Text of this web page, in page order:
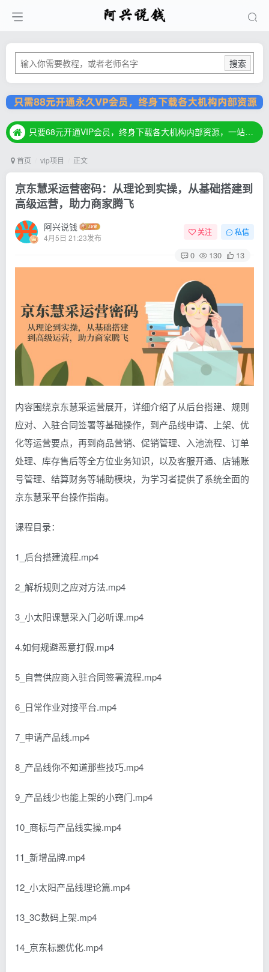
搜索
只要68元开通VIP会员，终身下载各大机构内部资源，一站式草根创业基地，最新最强网赚教程大全，小投入，大回报！
只要68元开通VIP会员，终身下载各大机构内部资源，一站式草根创业基地，最新最强网赚教程大全，小投入，大回报！
首页 vip项目 正文
京东慧采运营密码：从理论到实操，从基础搭建到
高级运营，助力商家腾飞
阿兴说钱
4月5日 21:23发布
关注 私信
0 130 13
内容围绕京东慧采运营展开，详细介绍了从后台搭建、规则
应对、入驻合同签署等基础操作，到产品线申请、上架、优
化等运营要点，再到商品营销、促销管理、入池流程、订单
处理、库存售后等全方位业务知识，以及客服开通、店铺账
号管理、结算财务等辅助模块，为学习者提供了系统全面的
京东慧采平台操作指南。
课程目录：
1_后台搭建流程.mp4
2_解析规则之应对方法.mp4
3_小太阳课慧采入门必听课.mp4
4.如何规避恶意打假.mp4
5_自营供应商入驻合同签署流程.mp4
6_日常作业对接平台.mp4
7_申请产品线.mp4
8_产品线你不知道那些技巧.mp4
9_产品线少也能上架的小窍门.mp4
10_商标与产品线实操.mp4
11_新增品牌.mp4
12_小太阳产品线理论篇.mp4
13_3C数码上架.mp4
14_京东标题优化.mp4